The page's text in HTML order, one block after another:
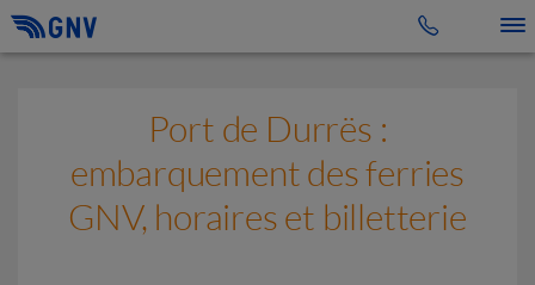
Port de Durrës :
embarquement des ferries
GNV, horaires et billetterie